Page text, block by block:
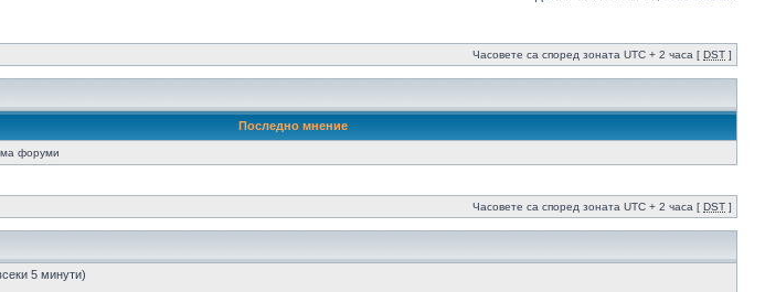
Часовете са според зоната UTC + 2 часа [ DST ]
Последно мнение
форуми
Часовете са според зоната UTC + 2 часа [ DST ]
5 минути)